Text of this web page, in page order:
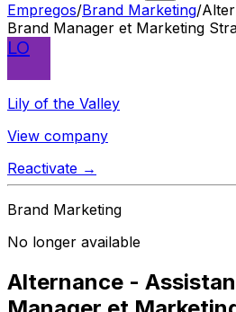
Empregos/Brand Marketing/
Brand Manager et Marketing
LO
Lily of the Valley
View company
Reactivate →
Brand Marketing
No longer available
Alternance -